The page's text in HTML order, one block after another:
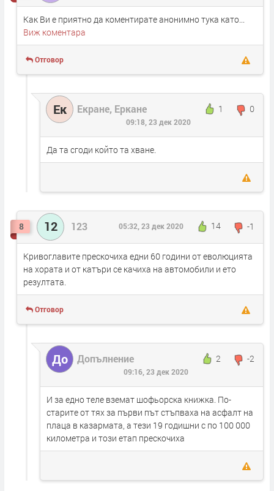
Как Ви е приятно да коментирате анонимно тука като...
Виж коментара
Отговор
Ек Екране, Еркане 1 0
09:18, 23 дек 2020
Да та сгоди който та хване.
8 12 123 14 -1
05:32, 23 дек 2020
Кривоглавите прескочиха едни 60 години от еволюцията
на хората и от катъри се качиха на автомобили и ето
резултата.
Отговор
До Допълнение 2 -2
09:16, 23 дек 2020
И за едно теле вземат шофьорска книжка. По-
старите от тях за първи път стъпваха на асфалт на
плаца в казармата, а тези 19 годишни с по 100 000
километра и този етап прескочиха